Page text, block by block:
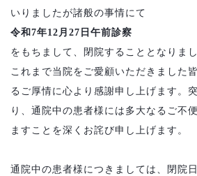
いりましたが諸般の事情にて
令和7年12月27日午前診察
をもちまして、閉院することとなりまし
これまで当院をご愛顧いただきました
るご厚情に心より感謝申し上げます。
り、通院中の患者様には多大なるご不
ますことを深くお詫び申し上げます。
通院中の患者様につきましては、閉院